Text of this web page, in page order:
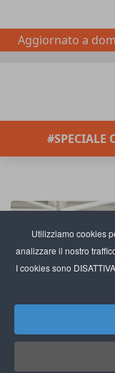
Utilizziamo cookies
analizzare il nostro
I cookies sono
Aggiornato a
#SPECIALE